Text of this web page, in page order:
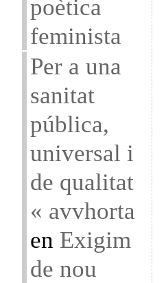
poètica
feminista
Per a una
sanitat
pública,
universal i
de qualitat
« avvhorta
en Exigim
de nou